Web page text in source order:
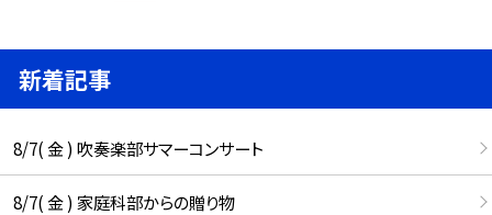
新着記事
8/7( 金 ) 吹奏楽部サマーコンサート
8/7( 金 ) 家庭科部からの贈り物